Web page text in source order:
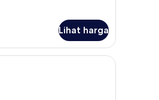
Lihat harga